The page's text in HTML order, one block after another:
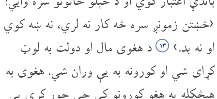
‹څښتن زمونږ سره څه کار نه لري، نه ښه کوي
او نه بد.›
۱۳ د هغوی مال او دولت به لوټ
کړای شي او کورونه به یې وران شي. هغوی به
هېڅکله په هغو کورونو کې چې جوړ کړي یې